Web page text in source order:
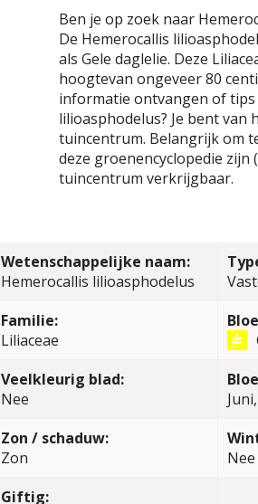
Ben je op zoek naar
De Hemerocallis
als Gele daglelie. Deze
hoogtevan ongeveer 80
informatie ontvangen of tips
lilioasphodelus? Je bent van
tuincentrum. Belangrijk om
deze groenencyclopedie zijn
tuincentrum verkrijgbaar.
Wetenschappelijke naam:
Hemerocallis lilioasphodelus
Familie:
Liliaceae
Veelkleurig blad:
Nee
Zon / schaduw:
Zon
Nee
Giftig: